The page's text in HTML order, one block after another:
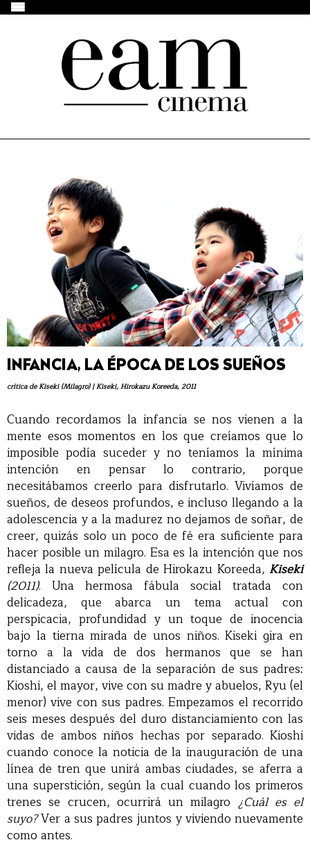
INFANCIA, LA ÉPOCA DE LOS SUEÑOS
crítica de Kiseki (Milagro) | Kiseki, Hirokazu Koreeda, 2011
Cuando recordamos la infancia se nos vienen a la
mente esos momentos en los que creíamos que lo
imposible podía suceder y no teníamos la mínima
intención en pensar lo contrario, porque
necesitábamos creerlo para disfrutarlo. Vivíamos de
sueños, de deseos profundos, e incluso llegando a la
adolescencia y a la madurez no dejamos de soñar, de
creer, quizás solo un poco de fé era suficiente para
hacer posible un milagro. Esa es la intención que nos
refleja la nueva película de Hirokazu Koreeda, Kiseki
(2011). Una hermosa fábula social tratada con
delicadeza, que abarca un tema actual con
perspicacia, profundidad y un toque de inocencia
bajo la tierna mirada de unos niños. Kiseki gira en
torno a la vida de dos hermanos que se han
distanciado a causa de la separación de sus padres:
Kioshi, el mayor, vive con su madre y abuelos, Ryu (el
menor) vive con sus padres. Empezamos el recorrido
seis meses después del duro distanciamiento con las
vidas de ambos niños hechas por separado. Kioshi
cuando conoce la noticia de la inauguración de una
línea de tren que unirá ambas ciudades, se aferra a
una superstición, según la cual cuando los primeros
trenes se crucen, ocurrirá un milagro ¿Cuál es el
suyo?Ver a sus padres juntos y viviendo nuevamente
como antes.